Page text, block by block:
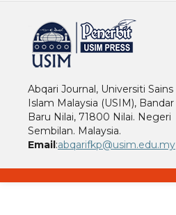
Abqari Journal, Universiti Sains
Islam Malaysia (USIM), Bandar
Baru Nilai, 71800 Nilai. Negeri
Sembilan. Malaysia.
Email:abqarifkp@usim.edu.my